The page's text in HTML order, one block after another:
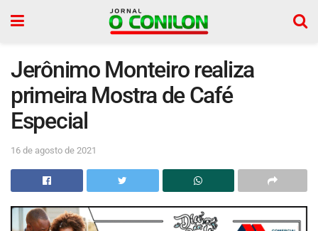
Jerônimo Monteiro realiza
primeira Mostra de Café
Especial
16 de agosto de 2021